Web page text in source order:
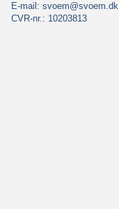
E-mail: svoem@svoem.dk
CVR-nr.: 10203813